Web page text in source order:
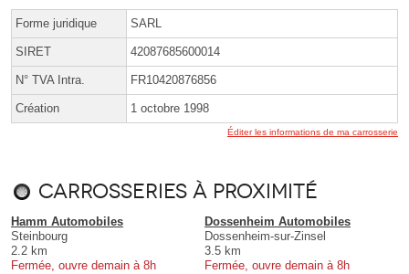
Forme juridique SARL
SIRET 42087685600014
N° TVA Intra. FR10420876856
Création 1 octobre 1998
Éditer les informations de ma carrosserie
Carrosseries à proximité
Hamm Automobiles
Steinbourg
2.2 km
Fermée, ouvre demain à 8h
Dossenheim Automobiles
Dossenheim-sur-Zinsel
3.5 km
Fermée, ouvre demain à 8h